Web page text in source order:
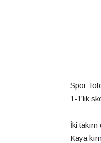
Spor
1-1’lik
İki
Kaya